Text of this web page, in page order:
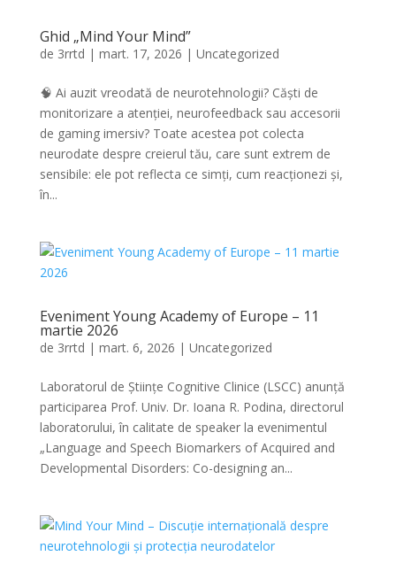
Ghid „Mind Your Mind”
de 3rrtd | mart. 17, 2026 | Uncategorized
🧠 Ai auzit vreodată de neurotehnologii? Căști de
monitorizare a atenției, neurofeedback sau accesorii
de gaming imersiv? Toate acestea pot colecta
neurodate despre creierul tău, care sunt extrem de
sensibile: ele pot reflecta ce simți, cum reacționezi și,
în...
Eveniment Young Academy of Europe – 11
martie 2026
de 3rrtd | mart. 6, 2026 | Uncategorized
Laboratorul de Științe Cognitive Clinice (LSCC) anunță
participarea Prof. Univ. Dr. Ioana R. Podina, directorul
laboratorului, în calitate de speaker la evenimentul
„Language and Speech Biomarkers of Acquired and
Developmental Disorders: Co-designing an...